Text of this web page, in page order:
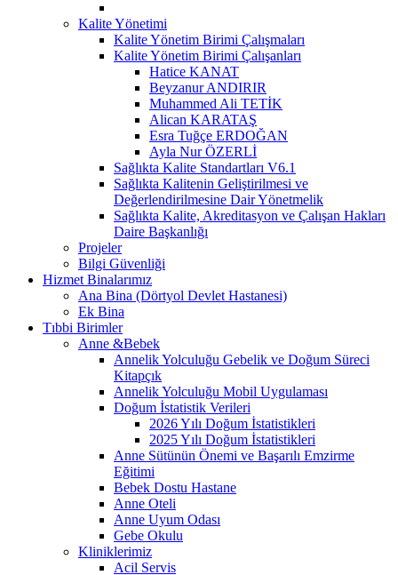
Kalite Yönetimi
Kalite Yönetim Birimi Çalışmaları
Kalite Yönetim Birimi Çalışanları
Hatice KANAT
Beyzanur ANDIRIR
Muhammed Ali TETİK
Alican KARATAŞ
Esra Tuğçe ERDOĞAN
Ayla Nur ÖZERLİ
Sağlıkta Kalite Standartları V6.1
Sağlıkta Kalitenin Geliştirilmesi ve
Değerlendirilmesine Dair Yönetmelik
Sağlıkta Kalite, Akreditasyon ve Çalışan Hakları
Daire Başkanlığı
Projeler
Bilgi Güvenliği
Hizmet Binalarımız
Ana Bina (Dörtyol Devlet Hastanesi)
Ek Bina
Tıbbi Birimler
Anne &Bebek
Annelik Yolculuğu Gebelik ve Doğum Süreci
Kitapçık
Annelik Yolculuğu Mobil Uygulaması
Doğum İstatistik Verileri
2026 Yılı Doğum İstatistikleri
2025 Yılı Doğum İstatistikleri
Anne Sütünün Önemi ve Başarılı Emzirme
Eğitimi
Bebek Dostu Hastane
Anne Oteli
Anne Uyum Odası
Gebe Okulu
Kliniklerimiz
Acil Servis